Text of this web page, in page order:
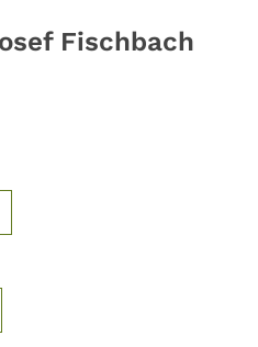
Fischbach